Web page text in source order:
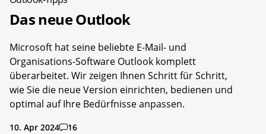
Das neue Outlook
Microsoft hat seine beliebte E-Mail- und
Organisations-Software Outlook komplett
überarbeitet. Wir zeigen Ihnen Schritt für Schritt,
wie Sie die neue Version einrichten, bedienen und
optimal auf Ihre Bedürfnisse anpassen.
10. Apr 2024 16